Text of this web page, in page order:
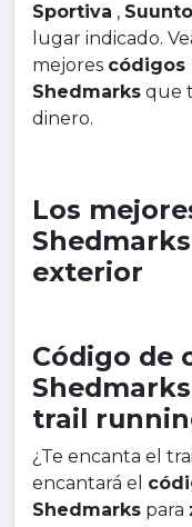
Sportiva , Suunto
lugar indicado.
mejores códigos
Shedmarks que
dinero.
Los
exterior
Código de
trail
¿Te encanta el
encantará el
Shedmarks para